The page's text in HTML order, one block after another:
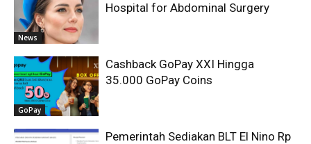
News
Hospital for Abdominal Surgery
GoPay
Cashback GoPay XXI Hingga
35.000 GoPay Coins
Pemerintah Sediakan BLT El Nino Rp